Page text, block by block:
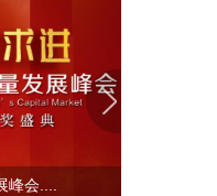
体行业应用占
增募资不超
建设等项目
震有科技：
中京电子：向
注册批复 震
会....